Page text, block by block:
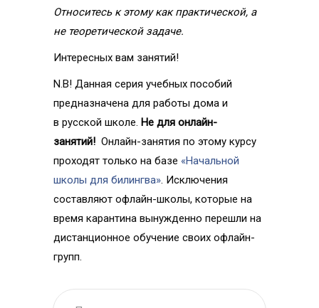
Относитесь к этому как практической, а
не теоретической задаче.
Интересных вам занятий!
N.B! Данная серия учебных пособий
предназначена для работы дома и
в русской школе. Не для онлайн-
занятий! Онлайн-занятия по этому курсу
проходят только на базе «Начальной
школы для билингва». Исключения
составляют офлайн-школы, которые на
время карантина вынужденно перешли на
дистанционное обучение своих офлайн-
групп.